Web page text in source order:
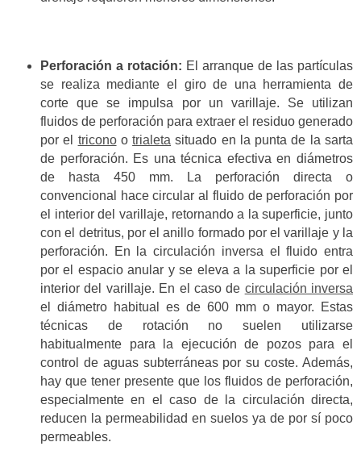
Perforación a rotación: El arranque de las partículas
se realiza mediante el giro de una herramienta de
corte que se impulsa por un varillaje. Se utilizan
fluidos de perforación para extraer el residuo generado
por el triconootrialeta situado en la punta de la sarta
de perforación. Es una técnica efectiva en diámetros
de hasta 450 mm. La perforación directa o
convencional hace circular al fluido de perforación por
el interior del varillaje, retornando a la superficie, junto
con el detritus, por el anillo formado por el varillaje y la
perforación. En la circulación inversa el fluido entra
por el espacio anular y se eleva a la superficie por el
interior del varillaje. En el caso de circulación inversa
el diámetro habitual es de 600 mm o mayor. Estas
técnicas de rotación no suelen utilizarse
habitualmente para la ejecución de pozos para el
control de aguas subterráneas por su coste. Además,
hay que tener presente que los fluidos de perforación,
especialmente en el caso de la circulación directa,
reducen la permeabilidad en suelos ya de por sí poco
permeables.